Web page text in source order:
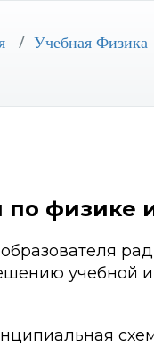
/ Учебная Физика
по физике
учебной